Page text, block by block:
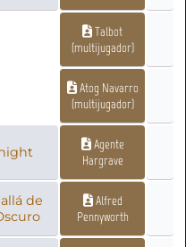
Talbot
(multijugador)
Atog Navarro
(multijugador)
Agente
Hargrave
de
Alfred
Pennyworth